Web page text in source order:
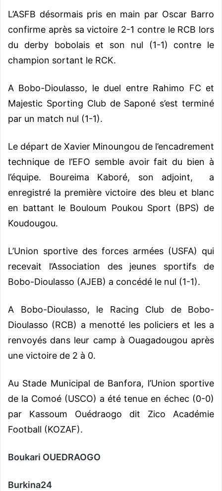
L’ASFB désormais pris en main par Oscar Barro
confirme après sa victoire 2-1 contre le RCB lors
du derby bobolais et son nul (1-1) contre le
champion sortant le RCK.
A Bobo-Dioulasso, le duel entre Rahimo FC et
Majestic Sporting Club de Saponé s’est terminé
par un match nul (1-1).
Le départ de Xavier Minoungou de l’encadrement
technique de l’EFO semble avoir fait du bien à
l’équipe. Boureima Kaboré, son adjoint, a
enregistré la première victoire des bleu et blanc
en battant le Bouloum Poukou Sport (BPS) de
Koudougou.
L’Union sportive des forces armées (USFA) qui
recevait l’Association des jeunes sportifs de
Bobo-Dioulasso (AJEB) a concédé le nul (1-1).
A Bobo-Dioulasso, le Racing Club de Bobo-
Dioulasso (RCB) a menotté les policiers et les a
renvoyés dans leur camp à Ouagadougou après
une victoire de 2 à 0.
Au Stade Municipal de Banfora, l’Union sportive
de la Comoé (USCO) a été tenue en échec (0-0)
par Kassoum Ouédraogo dit Zico Académie
Football (KOZAF).
Boukari OUEDRAOGO
Burkina24